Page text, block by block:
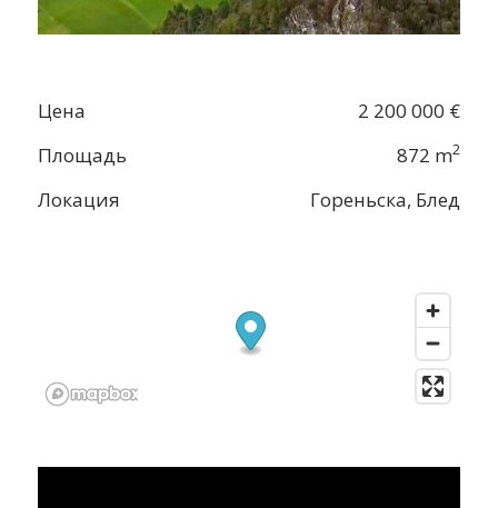
Цена
2 200 000 €
Площадь
872 m2
Локация Гореньска, Блед